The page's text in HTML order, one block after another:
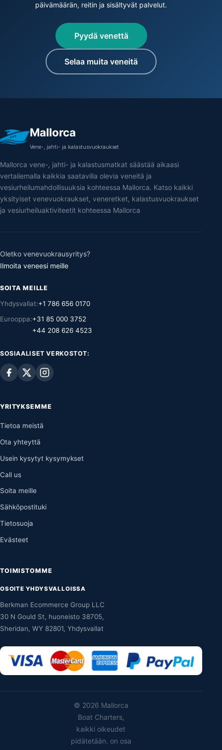
päivämäärän, reitin ja sisältyvät palvelut.
Pyydä venettä
Selaa muita veneitä
Mallorca
Vene-, jahti- ja kalastusvuokraukset
Mallorca vene-, jahti- ja kalastusmatkat säästää aikaasi
vertailemalla kaikkia saatavilla olevia veneitä ja
vesiurheilumahdollisuuksia kohteessa Mallorca. Katso kaikki
yksityiset venevuokraukset, veneretket, kalastusvuokraukset
ja vesiurheiluaktiviteetit kohteessa Mallorca
Oletko venevuokrausyritys?
Ilmoita veneesi meille
SOITA MEILLE
Yhdysvallat:+1 786 656 0170
Eurooppa:+31 85 000 3752
+44 208 626 4523
SOSIAALISET VERKOSTOT:
YRITYKSEMME
Tietoa meistä
Ota yhteyttä
Usein kysytyt kysymykset
Call us
Soita meille
Sähköpostituki
Tietosuoja
Evästeet
TOIMISTOMME
OSOITE YHDYSVALLOISSA
Berkman Ecommerce Group LLC
30 N Gould St, huoneisto 38705,
Sheridan, WY 82801, Yhdysvallat
© 2026 Mallorca
Boat Charters,
kaikki oikeudet
pidätetään. on osa